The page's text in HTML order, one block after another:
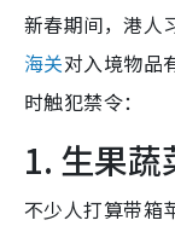
新春期间，港人
海关对入境物
时触犯禁令：
1. 生果
不少人打算带箱